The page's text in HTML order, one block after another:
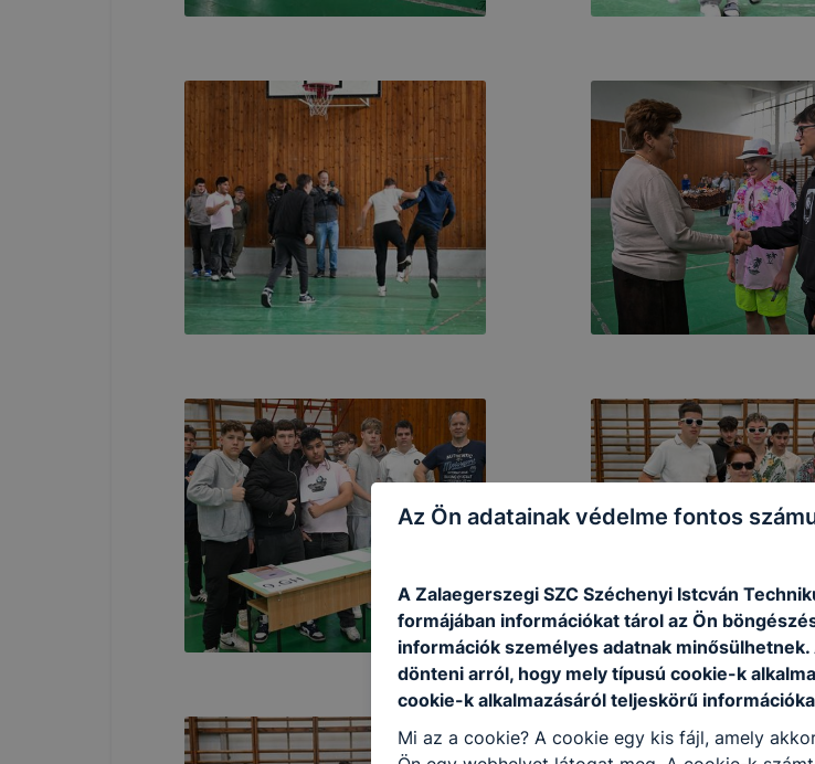
Az Ön adatainak védelme fontos
A Zalaegerszegi SZC Széchenyi Istcván
formájában információkat tárol az Ön
információk személyes adatnak
dönteni arról, hogy mely típusú cookie-k
cookie-k alkalmazásáról teljeskörű
Mi az a cookie? A cookie egy kis fájl, amely